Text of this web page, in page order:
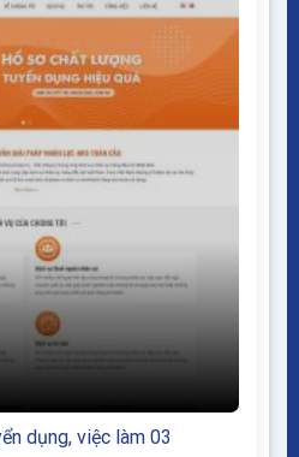
dụng, việc làm 03